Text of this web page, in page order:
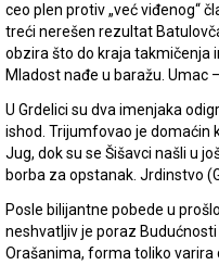
ceo plen protiv „već viđenog“
treći nerešen rezultat
obzira što do kraja takmičenja
Mladost nađe u baražu. Umac
U Grdelici su dva imenjaka
ishod. Trijumfovao je domaćin
Jug, dok su se Šišavci našli u
borba za opstanak. Jrdinstvo
Posle bilijantne pobede u
neshvatljiv je poraz
Orašanima, forma toliko varira